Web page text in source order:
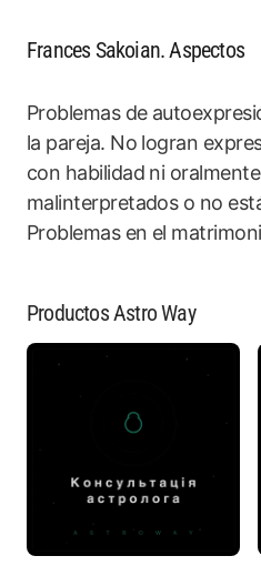
Frances Sakoian. Aspectos
Problemas de
la pareja. No logran
con habilidad ni
malinterpretados o no
Problemas en el
Productos Astro Way